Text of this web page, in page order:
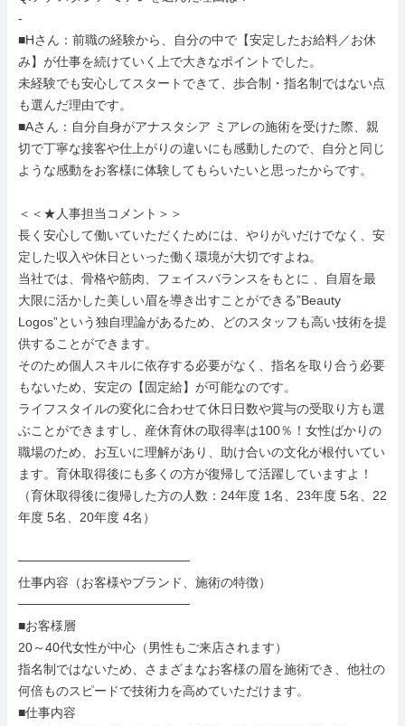
-
■Hさん：前職の経験から、自分の中で【安定したお給料／お休
み】が仕事を続けていく上で大きなポイントでした。
未経験でも安心してスタートできて、歩合制・指名制ではない点
も選んだ理由です。
■Aさん：自分自身がアナスタシア ミアレの施術を受けた際、親
切で丁寧な接客や仕上がりの違いにも感動したので、自分と同じ
ような感動をお客様に体験してもらいたいと思ったからです。
＜＜★人事担当コメント＞＞
長く安心して働いていただくためには、やりがいだけでなく、安
定した収入や休日といった働く環境が大切ですよね。
当社では、骨格や筋肉、フェイスバランスをもとに 、自眉を最
大限に活かした美しい眉を導き出すことができる”Beauty
Logos”という独自理論があるため、どのスタッフも高い技術を提
供することができます。
そのため個人スキルに依存する必要がなく、指名を取り合う必要
もないため、安定の【固定給】が可能なのです。
ライフスタイルの変化に合わせて休日日数や賞与の受取り方も選
ぶことができますし、産休育休の取得率は100％！女性ばかりの
職場のため、お互いに理解があり、助け合いの文化が根付いてい
ます。育休取得後にも多くの方が復帰して活躍していますよ！
（育休取得後に復帰した方の人数：24年度 1名、23年度 5名、22
年度 5名、20年度 4名）
───────────────────
仕事内容（お客様やブランド、施術の特徴）
───────────────────
■お客様層
20～40代女性が中心（男性もご来店されます）
指名制ではないため、さまざまなお客様の眉を施術でき、他社の
何倍ものスピードで技術力を高めていただけます。
■仕事内容